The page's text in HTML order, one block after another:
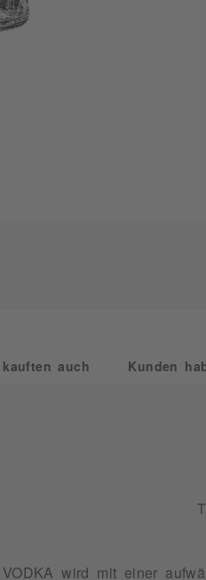
kauften auch Kunden
wird mit einer